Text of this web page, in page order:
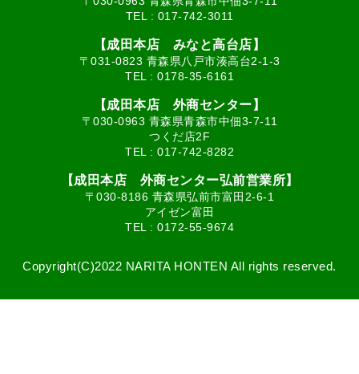
TEL : 017-742-3011
【成田本店 みなと高台店】
〒031-0823 青森県八戸市湊高台2-1-3
TEL : 0178-35-6161
【成田本店 外商センター】
〒030-0963 青森県青森市中佃3-7-11
つくだ店2F
TEL : 017-742-8282
【成田本店 外商センター弘前営業所】
〒030-8186 青森県弘前市富田2-6-1
アイゼン富田
TEL : 0172-55-9674
Copyright(C)2022 NARITA HONTEN All rights reserved.